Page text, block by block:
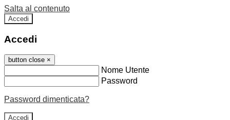
Salta al contenuto
Accedi
Accedi
button close ×
Nome Utente
Password
Password dimenticata?